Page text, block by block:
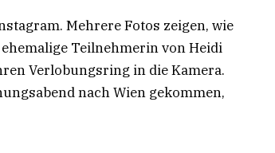
Mehrere Fotos zeigen, wie
Teilnehmerin von Heidi
Verlobungsring in die Kamera.
nach Wien gekommen,